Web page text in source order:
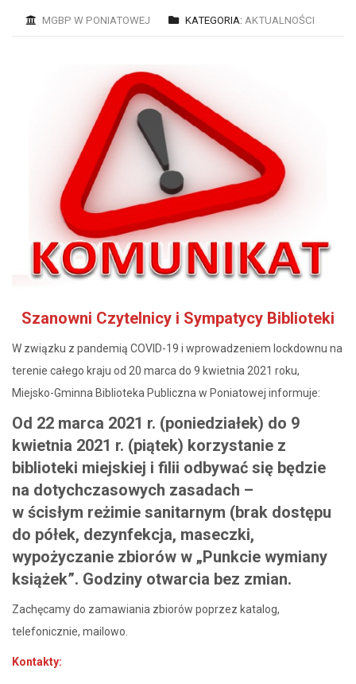
MGBP W PONIATOWEJ KATEGORIA: AKTUALNOŚCI
Szanowni Czytelnicy i Sympatycy Biblioteki
W związku z pandemią COVID-19 i wprowadzeniem lockdownu na
terenie całego kraju od 20 marca do 9 kwietnia 2021 roku,
Miejsko-Gminna Biblioteka Publiczna w Poniatowej informuje:
Od 22 marca 2021 r. (poniedziałek) do 9
kwietnia 2021 r. (piątek) korzystanie z
biblioteki miejskiej i filii odbywać się będzie
na dotychczasowych zasadach –
w ścisłym reżimie sanitarnym (brak dostępu
do półek, dezynfekcja, maseczki,
wypożyczanie zbiorów w „Punkcie wymiany
książek”. Godziny otwarcia bez zmian.
Zachęcamy do zamawiania zbiorów poprzez katalog,
telefonicznie, mailowo.
Kontakty: